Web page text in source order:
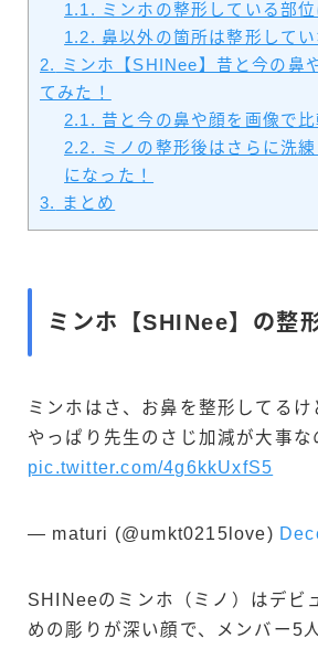
1.1. ミンホの整形している部位
1.2. 鼻以外の箇所は整形してい
2.
ミンホ【SHINee】昔と今の鼻
てみた！
2.1. 昔と今の鼻や顔を画像で比
2.2. ミノの整形後はさらに洗
になった！
3.
まとめ
ミンホ【SHINee】の整
ミンホはさ、お鼻を整形してる
やっぱり先生のさじ加減が大事な
pic.twitter.com/4g6kkUxfS5
— maturi (@umkt0215love)
SHINeeのミンホ（ミノ）はデビ
めの彫りが深い顔で、メンバー5